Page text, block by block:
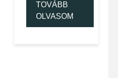
TOVÁBB
OLVASOM